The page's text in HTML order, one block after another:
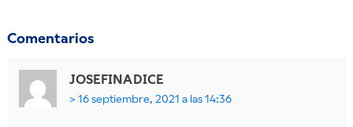
Comentarios
JOSEFINA DICE
16 septiembre, 2021 a las 14:36